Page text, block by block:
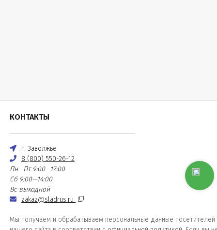
КОНТАКТЫ
г. Заволжье
8 (800) 550-26-12
Пн—Пт 9:00—17:00
Сб 9:00—14:00
Вс выходной
zakaz@sladrus.ru
Мы получаем и обрабатываем персональные данные посетителей